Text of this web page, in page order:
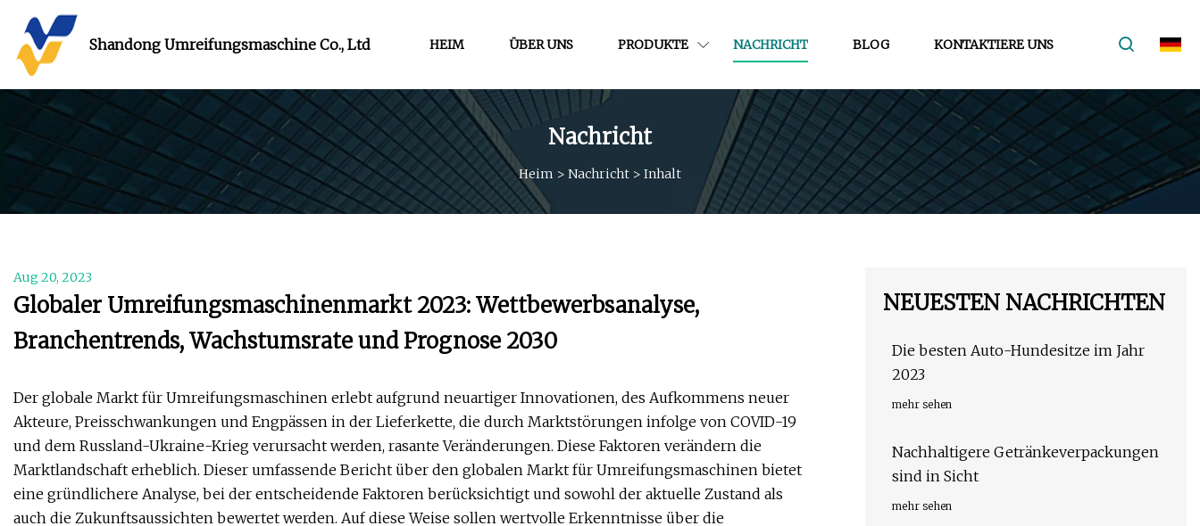
Shandong Umreifungsmaschine Co., Ltd HEIM ÜBER UNS PRODUKTE NACHRICHT BLOG KONTAKTIERE UNS
Nachricht
Heim > Nachricht > Inhalt
Aug 20, 2023
Globaler Umreifungsmaschinenmarkt 2023: Wettbewerbsanalyse,
Branchentrends, Wachstumsrate und Prognose 2030
Der globale Markt für Umreifungsmaschinen erlebt aufgrund neuartiger Innovationen, des Aufkommens neuer
Akteure, Preisschwankungen und Engpässen in der Lieferkette, die durch Marktstörungen infolge von COVID-19
und dem Russland-Ukraine-Krieg verursacht werden, rasante Veränderungen. Diese Faktoren verändern die
Marktlandschaft erheblich. Dieser umfassende Bericht über den globalen Markt für Umreifungsmaschinen bietet
eine gründlichere Analyse, bei der entscheidende Faktoren berücksichtigt und sowohl der aktuelle Zustand als
auch die Zukunftsaussichten bewertet werden. Auf diese Weise sollen wertvolle Erkenntnisse über die
NEUESTEN NACHRICHTEN
Die besten Auto-Hundesitze im Jahr
2023
mehr sehen
Nachhaltigere Getränkeverpackungen
sind in Sicht
mehr sehen